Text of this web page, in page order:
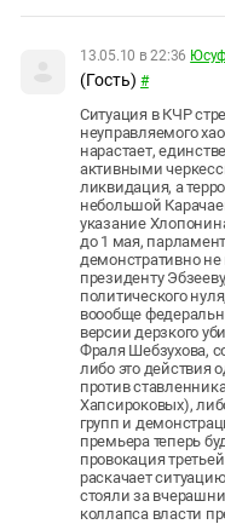
13.05.10 в 22:36
(Гость) #
Ситуация в КЧР
неуправляемого
нарастает,
активными
ликвидация, а
небольшой
указание
до 1 мая,
демонстративно не
президенту
политического
воообще
версии дерзкого
Фраля Шебзухова,
либо это действия
против
Хапсироковых),
групп и
премьера теперь
провокация
раскачает
стояли за
коллапса власти